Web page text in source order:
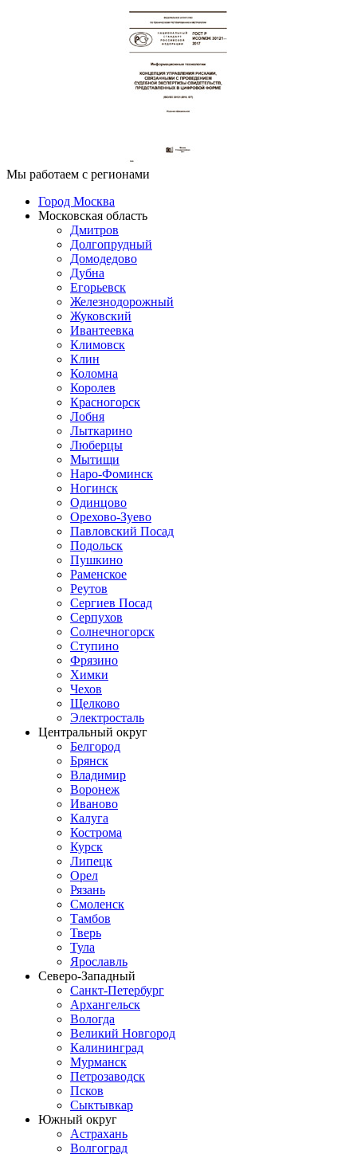
Мы работаем с регионами
Город Москва
Московская область
Дмитров
Долгопрудный
Домодедово
Дубна
Егорьевск
Железнодорожный
Жуковский
Ивантеевка
Климовск
Клин
Коломна
Королев
Красногорск
Лобня
Лыткарино
Люберцы
Мытищи
Наро-Фоминск
Ногинск
Одинцово
Орехово-Зуево
Павловский Посад
Подольск
Пушкино
Раменское
Реутов
Сергиев Посад
Серпухов
Солнечногорск
Ступино
Фрязино
Химки
Чехов
Щелково
Электросталь
Центральный округ
Белгород
Брянск
Владимир
Воронеж
Иваново
Калуга
Кострома
Курск
Липецк
Орел
Рязань
Смоленск
Тамбов
Тверь
Тула
Ярославль
Северо-Западный
Санкт-Петербург
Архангельск
Вологда
Великий Новгород
Калининград
Мурманск
Петрозаводск
Псков
Сыктывкар
Южный округ
Астрахань
Волгоград